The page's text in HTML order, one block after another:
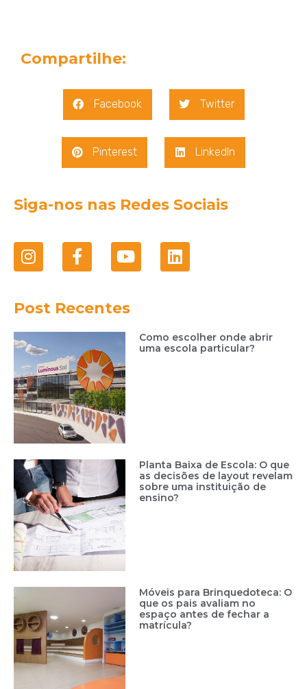
Compartilhe:
Facebook Twitter
Pinterest LinkedIn
Siga-nos nas Redes Sociais
Post Recentes
Como escolher onde abrir
uma escola particular?
Planta Baixa de Escola: O que
as decisões de layout revelam
sobre uma instituição de
ensino?
Móveis para Brinquedoteca: O
que os pais avaliam no
espaço antes de fechar a
matrícula?